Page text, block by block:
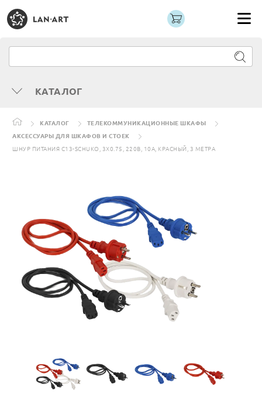
КАТАЛОГ
КАТАЛОГ
ТЕЛЕКОММУНИКАЦИОННЫЕ ШКАФЫ
АКСЕССУАРЫ ДЛЯ ШКАФОВ И СТОЕК
ШНУР ПИТАНИЯ C13-SCHUKO, 3Х0.75, 220В, 10А, КРАСНЫЙ, 3 МЕТРА